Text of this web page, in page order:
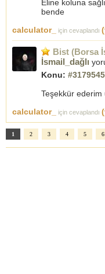
Eline koluna
bende
calculator_
için cevaplandı
Bist (Borsa
İsmail_dağlı
Konu:
Teşekkür ederim
calculator_
için cevaplandı
1 2 3 4 5 6